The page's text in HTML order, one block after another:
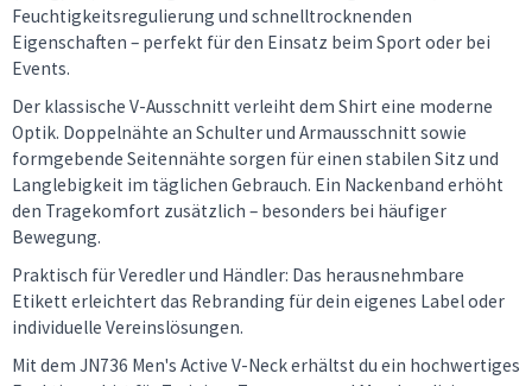
Feuchtigkeitsregulierung und schnelltrocknenden
Eigenschaften – perfekt für den Einsatz beim Sport oder bei
Events.
Der klassische V-Ausschnitt verleiht dem Shirt eine moderne
Optik. Doppelnähte an Schulter und Armausschnitt sowie
formgebende Seitennähte sorgen für einen stabilen Sitz und
Langlebigkeit im täglichen Gebrauch. Ein Nackenband erhöht
den Tragekomfort zusätzlich – besonders bei häufiger
Bewegung.
Praktisch für Veredler und Händler: Das herausnehmbare
Etikett erleichtert das Rebranding für dein eigenes Label oder
individuelle Vereinslösungen.
Mit dem JN736 Men's Active V-Neck erhältst du ein hochwertiges